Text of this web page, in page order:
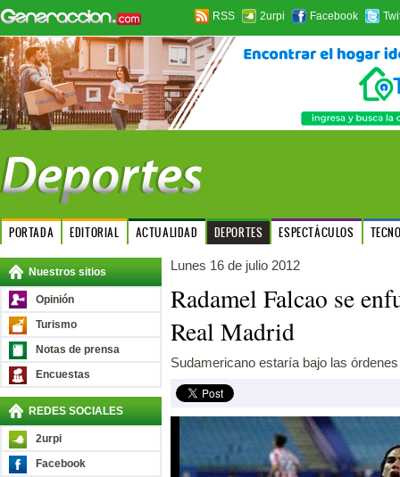
RSS 2urpi Facebook
PORTADA EDITORIAL ACTUALIDAD DEPORTES ESPECTÁCULOS
Nuestros sitios
Opinión
Turismo
Notas de prensa
Encuestas
REDES SOCIALES
2urpi
Facebook
Lunes 16 de julio 2012
Radamel Falcao se
Real Madrid
Sudamericano estaría bajo las